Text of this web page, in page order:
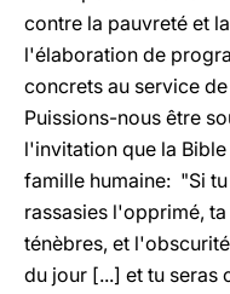
contre la pauvreté et
l'élaboration de
concrets au service
Puissions-nous être
l'invitation que la
famille humaine: "Si
rassasies l'opprimé,
ténèbres, et
du jour [...] et tu seras